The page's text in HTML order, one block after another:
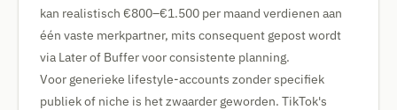
kan realistisch €800–€1.500 per maand verdienen aan
één vaste merkpartner, mits consequent gepost wordt
via Later of Buffer voor consistente planning.
Voor generieke lifestyle-accounts zonder specifiek
publiek of niche is het zwaarder geworden. TikTok's